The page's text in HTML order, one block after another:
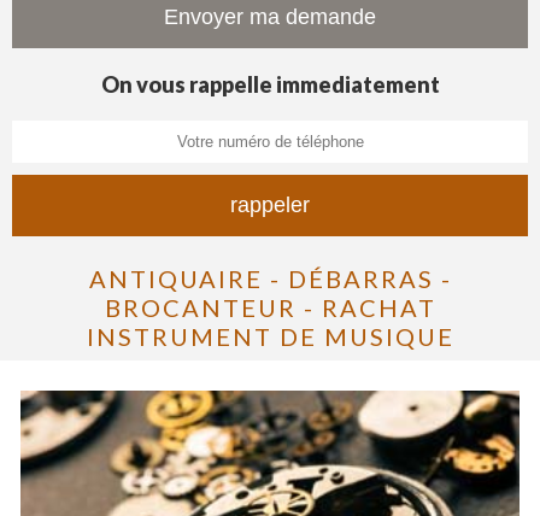
On vous rappelle immediatement
ANTIQUAIRE - DÉBARRAS -
BROCANTEUR - RACHAT
INSTRUMENT DE MUSIQUE